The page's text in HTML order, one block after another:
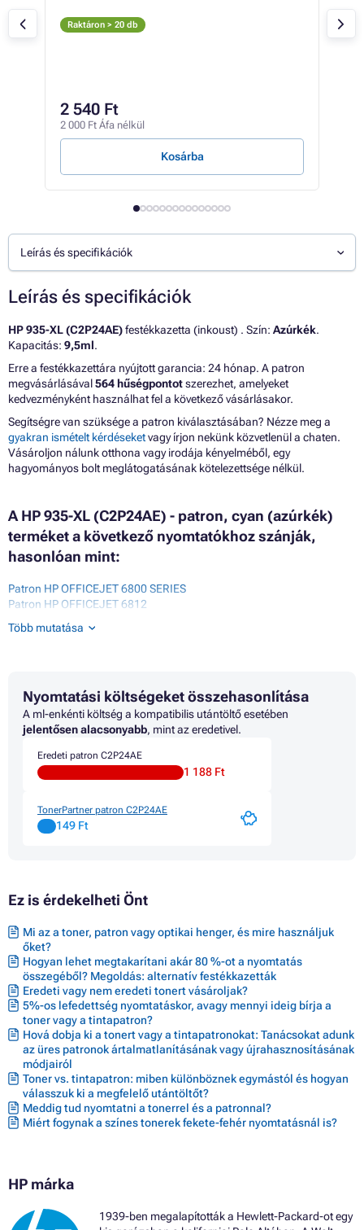
Raktáron > 20 db
2 540 Ft
2 000 Ft Áfa nélkül
Kosárba
Leírás és specifikációk
Leírás és specifikációk
HP 935-XL (C2P24AE)festékkazetta (inkoust) . Szín: Azúrkék.
Kapacitás: 9,5ml.
Erre a festékkazettára nyújtott garancia: 24 hónap. A patron
megvásárlásával564 hűségpontotszerezhet, amelyeket
kedvezményként használhat fel a következő vásárlásakor.
Segítségre van szüksége a patron kiválasztásában? Nézze meg a
gyakran ismételt kérdéseketvagy írjon nekünk közvetlenül a chaten.
Vásároljon nálunk otthona vagy irodája kényelméből, egy
hagyományos bolt meglátogatásának kötelezettsége nélkül.
A HP 935-XL (C2P24AE) - patron, cyan (azúrkék)
terméket a következő nyomtatókhoz szánják,
hasonlóan mint:
Patron HP OFFICEJET 6800 SERIES
Patron HP OFFICEJET 6812
Patron HP OFFICEJET 6815
Patron HP OFFICEJET 6820
Patron HP OFFICEJET PRO 6230
Patron HP OFFICEJET PRO 6230 SERIES
Patron HP OFFICEJET PRO 6235
Patron HP OFFICEJET PRO 6830
Patron HP OFFICEJET PRO 6830 SERIES
Több mutatása
Nyomtatási költségeket összehasonlítása
A ml-enkénti költség a kompatibilis utántöltő esetében
jelentősen alacsonyabb, mint az eredetivel.
Eredeti patron C2P24AE
1 188 Ft
TonerPartner patron C2P24AE
149 Ft
Ez is érdekelheti Önt
Mi az a toner, patron vagy optikai henger, és mire használjuk
őket?
Hogyan lehet megtakarítani akár 80 %-ot a nyomtatás
összegéből? Megoldás: alternatív festékkazetták
Eredeti vagy nem eredeti tonert vásároljak?
5%-os lefedettség nyomtatáskor, avagy mennyi ideig bírja a
toner vagy a tintapatron?
Hová dobja ki a tonert vagy a tintapatronokat: Tanácsokat adunk
az üres patronok ártalmatlanításának vagy újrahasznosításának
módjairól
Toner vs. tintapatron: miben különböznek egymástól és hogyan
válasszuk ki a megfelelő utántöltőt?
Meddig tud nyomtatni a tonerrel és a patronnal?
Miért fogynak a színes tonerek fekete-fehér nyomtatásnál is?
HP márka
1939-ben megalapították a Hewlett-Packard-ot egy